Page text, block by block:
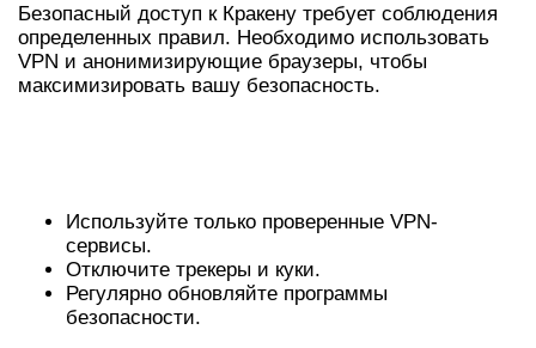
Безопасный доступ к Кракену требует соблюдения
определенных правил. Необходимо использовать
VPN и анонимизирующие браузеры, чтобы
максимизировать вашу безопасность.
Используйте только проверенные VPN-
сервисы.
Отключите трекеры и куки.
Регулярно обновляйте программы
безопасности.